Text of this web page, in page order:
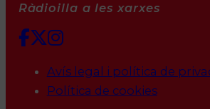
Ràdioilla a les xarxes
Avís legal i política de
Política de cookies